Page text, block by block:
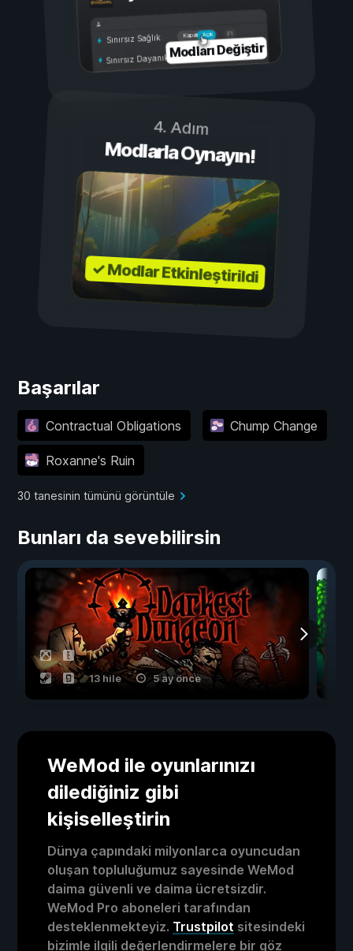
Açık
Kapalı
Sınırsız Sağlık
Sınırsız DayanıklılıkModları Değiştir
4. Adım
Modlarla Oynayın!
✓ Modlar Etkinleştirildi
Başarılar
Contractual Obligations Chump Change
Roxanne's Ruin
30 tanesinin tümünü görüntüle
Bunları da sevebilirsin
13 hile 5 ay önce
WeMod ile oyunlarınızı
dilediğiniz gibi
kişiselleştirin
Dünya çapındaki milyonlarca oyuncudan
oluşan topluluğumuz sayesinde WeMod
daima güvenli ve daima ücretsizdir.
WeMod Pro aboneleri tarafından
desteklenmekteyiz. Trustpilot sitesindeki
bizimle ilgili değerlendirmelere bir göz